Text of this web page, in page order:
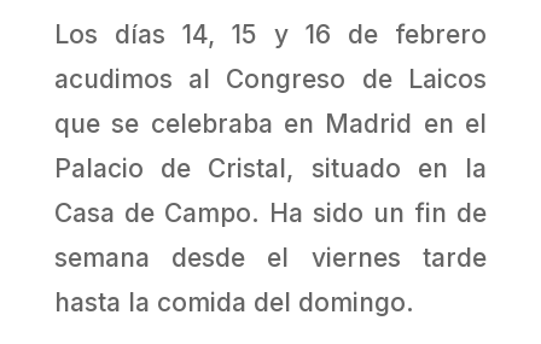
Los días 14, 15 y 16 de febrero
acudimos al Congreso de Laicos
que se celebraba en Madrid en el
Palacio de Cristal, situado en la
Casa de Campo. Ha sido un fin de
semana desde el viernes tarde
hasta la comida del domingo.